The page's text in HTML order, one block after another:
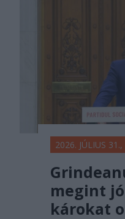
2026. JÚLIUS
megint
károkat